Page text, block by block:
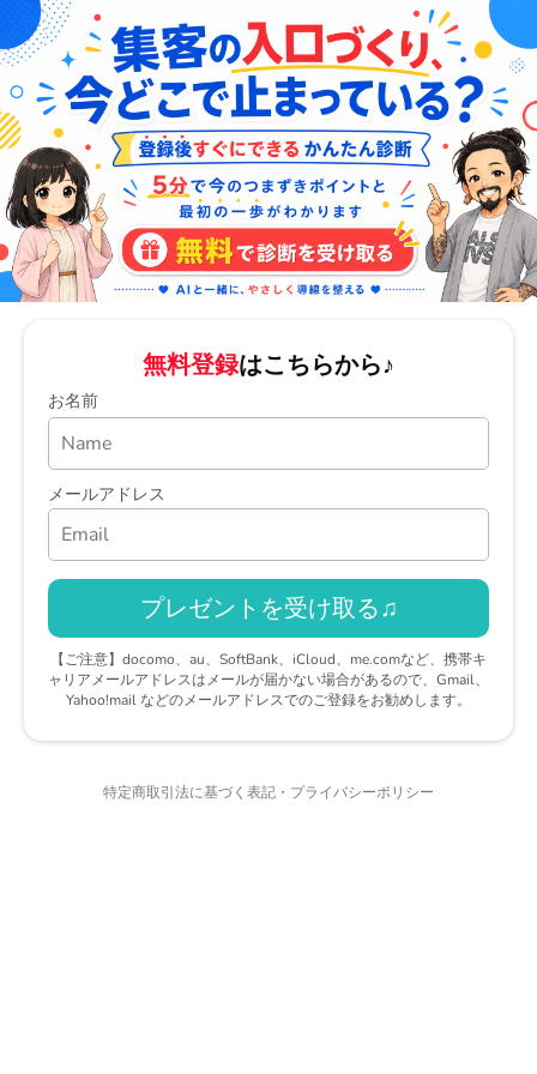
無料登録はこちらから♪
お名前
メールアドレス
プレゼントを受け取る♫
【ご注意】docomo、au、SoftBank、iCloud、me.comなど、携帯キ
ャリアメールアドレスはメールが届かない場合があるので、Gmail、
Yahoo!mail などのメールアドレスでのご登録をお勧めします。
特定商取引法に基づく表記・プライバシーポリシー